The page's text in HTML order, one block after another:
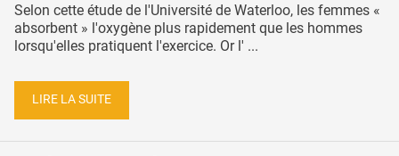
Selon cette étude de l'Université de Waterloo, les femmes «
absorbent » l'oxygène plus rapidement que les hommes
lorsqu'elles pratiquent l'exercice. Or l' ...
LIRE LA SUITE